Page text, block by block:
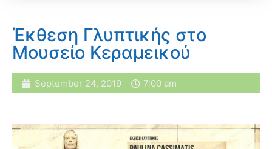
Έκθεση Γλυπτικής στο
Μουσείο Κεραμεικού
September 24, 2019 7:00 am